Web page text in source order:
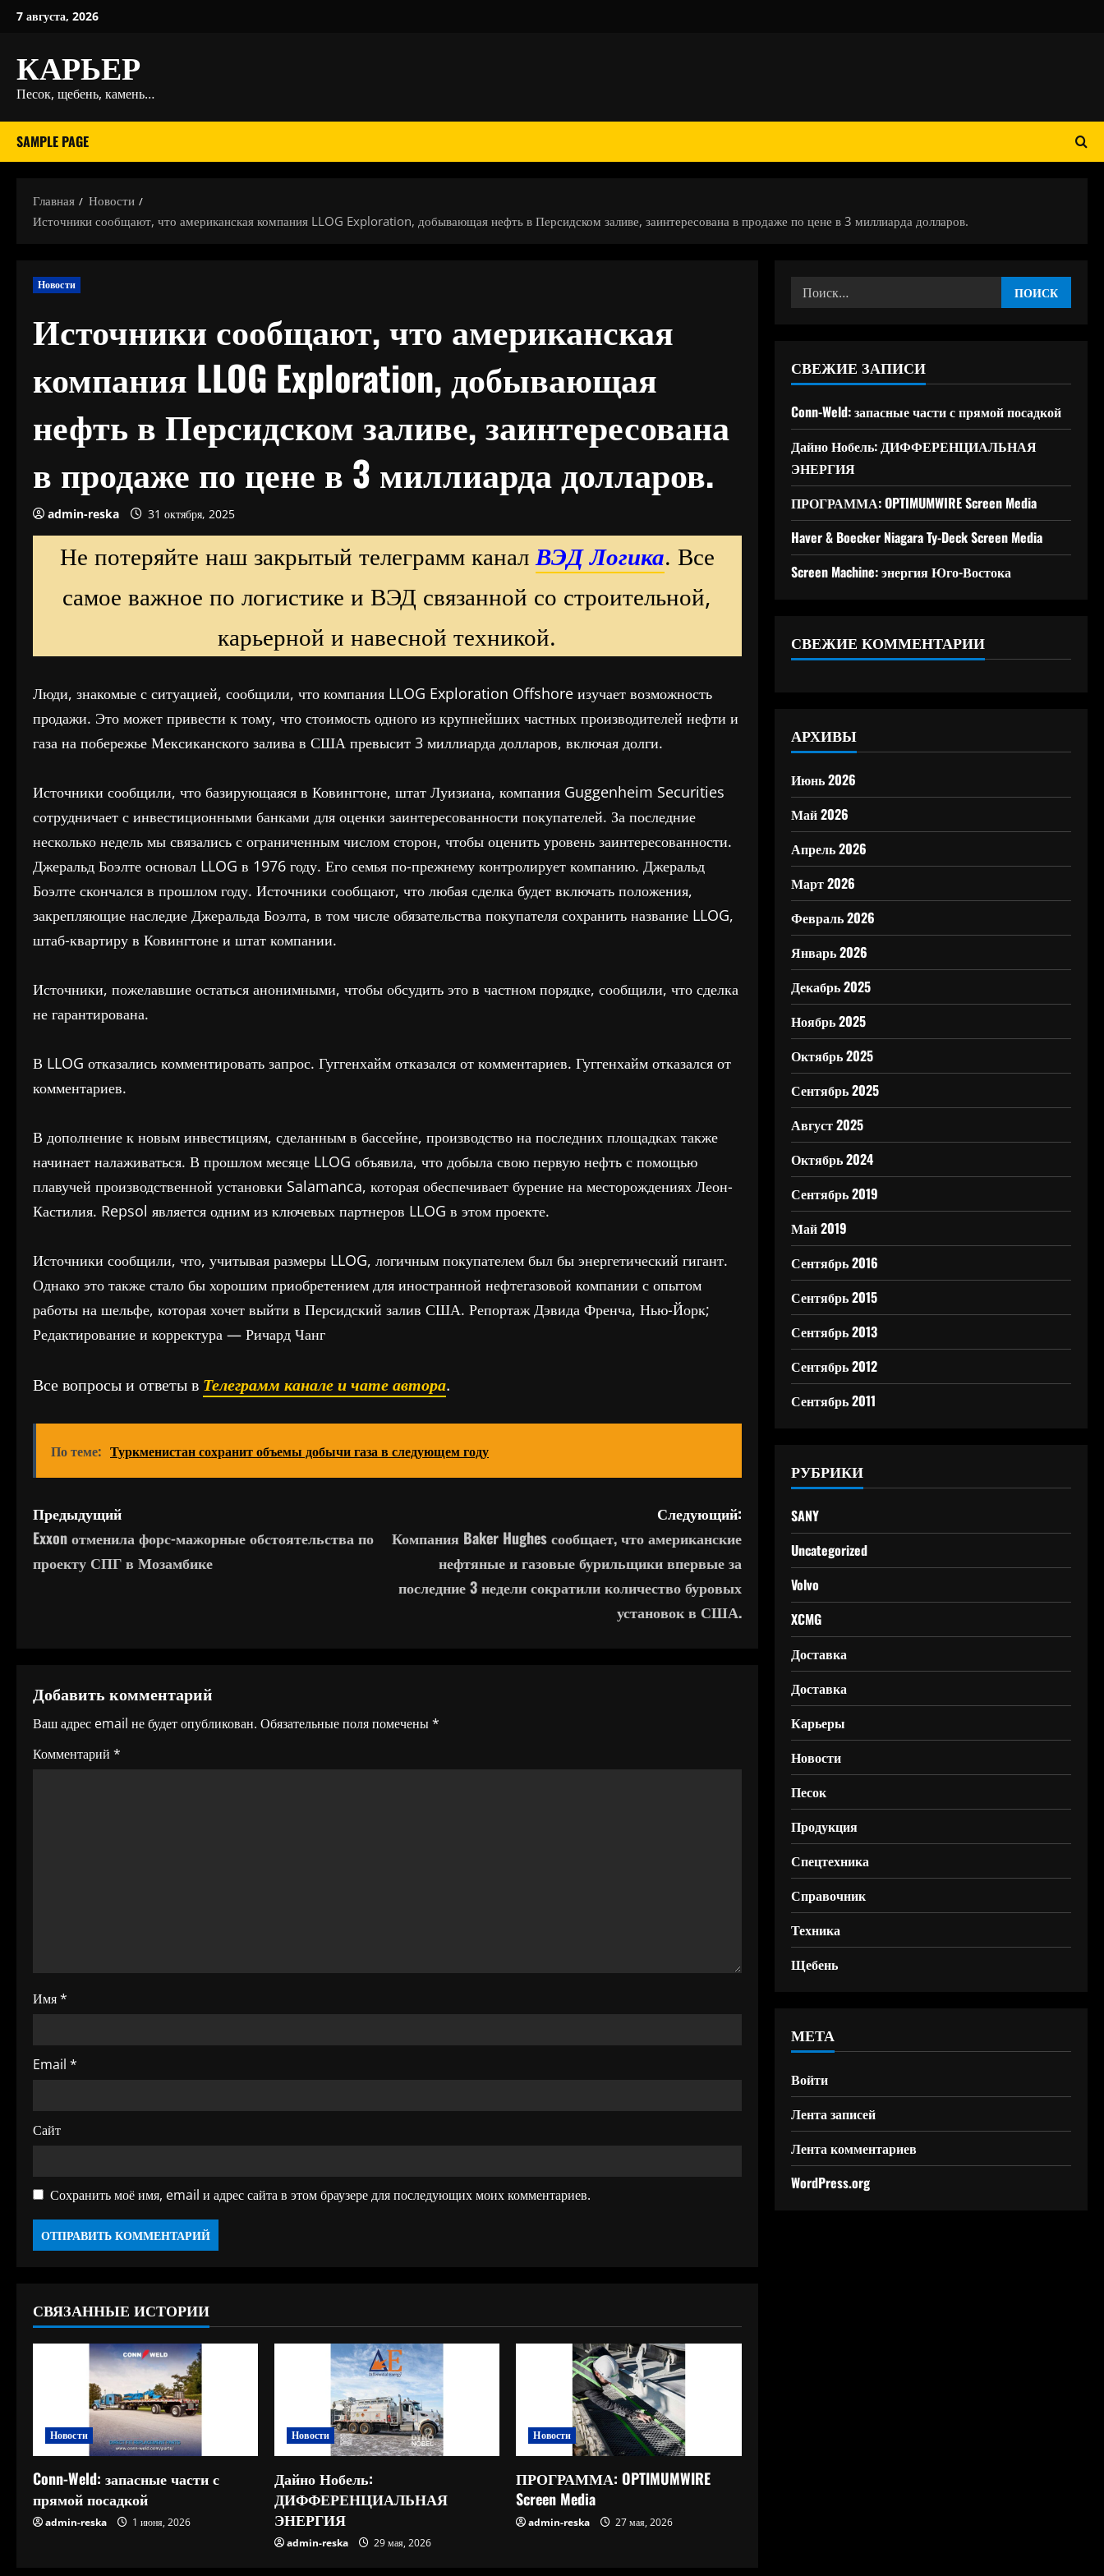
Перейти
7 августа, 2026
КАРЬЕР
Песок, щебень, камень…
SAMPLE PAGE
Главная
Новости
Источники сообщают, что американская компания LLOG Exploration, добывающая нефть в Персидском заливе, заинтересована в продаже по цене в 3 миллиарда долларов.
Новости
Источники сообщают, что американская
компания LLOG Exploration, добывающая
нефть в Персидском заливе, заинтересована
в продаже по цене в 3 миллиарда долларов.
admin-reska 31 октября, 2025
Не потеряйте наш закрытый телеграмм каналВЭД Логика. Все
самое важное по логистике и ВЭД связанной со строительной,
карьерной и навесной техникой.
Люди, знакомые с ситуацией, сообщили, что компания LLOG Exploration Offshore изучает возможность
продажи. Это может привести к тому, что стоимость одного из крупнейших частных производителей нефти и
газа на побережье Мексиканского залива в США превысит 3 миллиарда долларов, включая долги.
Источники сообщили, что базирующаяся в Ковингтоне, штат Луизиана, компания Guggenheim Securities
сотрудничает с инвестиционными банками для оценки заинтересованности покупателей. За последние
несколько недель мы связались с ограниченным числом сторон, чтобы оценить уровень заинтересованности.
Джеральд Боэлте основал LLOG в 1976 году. Его семья по-прежнему контролирует компанию. Джеральд
Боэлте скончался в прошлом году. Источники сообщают, что любая сделка будет включать положения,
закрепляющие наследие Джеральда Боэлта, в том числе обязательства покупателя сохранить название LLOG,
штаб-квартиру в Ковингтоне и штат компании.
Источники, пожелавшие остаться анонимными, чтобы обсудить это в частном порядке, сообщили, что сделка
не гарантирована.
В LLOG отказались комментировать запрос. Гуггенхайм отказался от комментариев. Гуггенхайм отказался от
комментариев.
В дополнение к новым инвестициям, сделанным в бассейне, производство на последних площадках также
начинает налаживаться. В прошлом месяце LLOG объявила, что добыла свою первую нефть с помощью
плавучей производственной установки Salamanca, которая обеспечивает бурение на месторождениях Леон-
Кастилия. Repsol является одним из ключевых партнеров LLOG в этом проекте.
Источники сообщили, что, учитывая размеры LLOG, логичным покупателем был бы энергетический гигант.
Однако это также стало бы хорошим приобретением для иностранной нефтегазовой компании с опытом
работы на шельфе, которая хочет выйти в Персидский залив США. Репортаж Дэвида Френча, Нью-Йорк;
Редактирование и корректура — Ричард Чанг
Все вопросы и ответы в Телеграмм канале и чате автора.
По теме: Туркменистан сохранит объемы добычи газа в следующем году
Н
а
а
ц
и
п
и
я
м
Предыдущий
Exxon отменила форс-мажорные обстоятельства по
проекту СПГ в Мозамбике
Следующий:
Компания Baker Hughes сообщает, что американские
нефтяные и газовые бурильщики впервые за
последние 3 недели сократили количество буровых
установок в США.
Добавить комментарий
Ваш адрес email не будет опубликован. Обязательные поля помечены*
Комментарий *
Имя*
Email *
Сайт
Сохранить моё имя, email и адрес сайта в этом браузере для последующих моих комментариев.
СВЯЗАННЫЕ ИСТОРИИ
Новости
Conn-Weld: запасные части с
прямой посадкой
admin-reska 1 июня, 2026
Новости
Дайно Нобель:
ДИФФЕРЕНЦИАЛЬНАЯ
ЭНЕРГИЯ
admin-reska 29 мая, 2026
Новости
ПРОГРАММА: OPTIMUMWIRE
Screen Media
admin-reska 27 мая, 2026
Найти:
СВЕЖИЕ ЗАПИСИ
Conn-Weld: запасные части с прямой посадкой
Дайно Нобель: ДИФФЕРЕНЦИАЛЬНАЯ
ЭНЕРГИЯ
ПРОГРАММА: OPTIMUMWIRE Screen Media
Haver & Boecker Niagara Ty-Deck Screen Media
Screen Machine: энергия Юго-Востока
СВЕЖИЕ КОММЕНТАРИИ
АРХИВЫ
Июнь 2026
Май 2026
Апрель 2026
Март 2026
Февраль 2026
Январь 2026
Декабрь 2025
Ноябрь 2025
Октябрь 2025
Сентябрь 2025
Август 2025
Октябрь 2024
Сентябрь 2019
Май 2019
Сентябрь 2016
Сентябрь 2015
Сентябрь 2013
Сентябрь 2012
Сентябрь 2011
РУБРИКИ
SANY
Uncategorized
Volvo
XCMG
Доставка
Доставка
Карьеры
Новости
Песок
Продукция
Спецтехника
Справочник
Техника
Щебень
МЕТА
Войти
Лента записей
Лента комментариев
WordPress.org